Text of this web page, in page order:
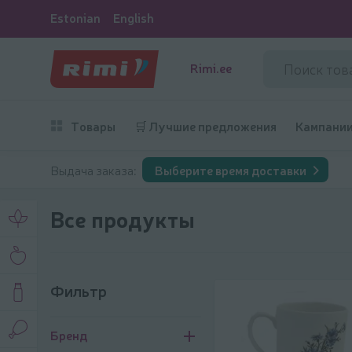
Estonian English
Rimi.ee
Товары 🛒 Лучшие предложения Кампании
Выдача заказа: Выберите время доставки
Все продукты
Фильтр
Бренд